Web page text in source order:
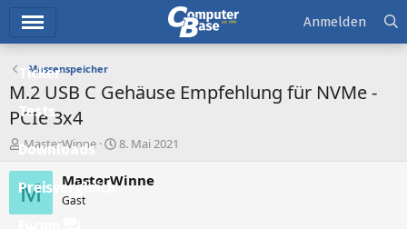
Ticker
Tests
Downloads
Preisvergleich
Anmelden
Massenspeicher
M.2 USB C Gehäuse Empfehlung für NVMe -
PCIe 3x4
E
r
s
t
MasterWinne
E
s
8. Mai 2021
M MasterWinne
Gast